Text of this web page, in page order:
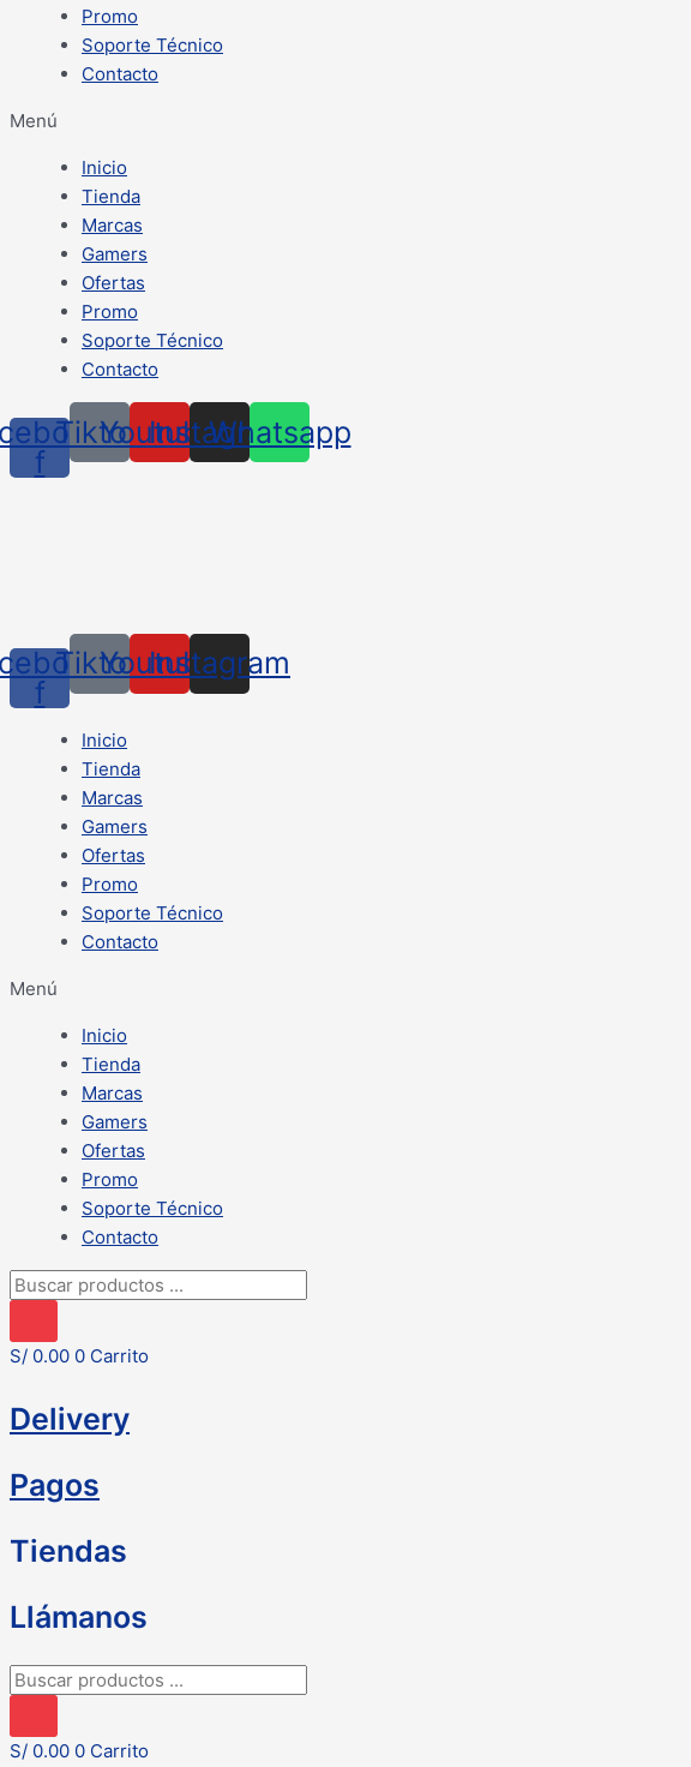
Promo
Soporte Técnico
Contacto
Menú
Inicio
Tienda
Marcas
Gamers
Ofertas
Promo
Soporte Técnico
Contacto
f
TiktokYoutube
Instagram
Whatsapp
f
TiktokYoutube
Instagram
Inicio
Tienda
Marcas
Gamers
Ofertas
Promo
Soporte Técnico
Contacto
Menú
Inicio
Tienda
Marcas
Gamers
Ofertas
Promo
Soporte Técnico
Contacto
Búsqueda
productos
S/ 0.00 0 Carrito
Delivery
Pagos
Tiendas
Llámanos
Búsqueda
productos
S/ 0.00 0 Carrito